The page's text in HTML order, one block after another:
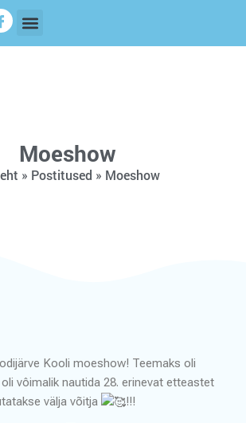
Moeshow
» Postitused » Moeshow
Kooli moeshow! Teemaks oli
vôimalik nautida 28. erinevat etteastet
välja võitja
!!!